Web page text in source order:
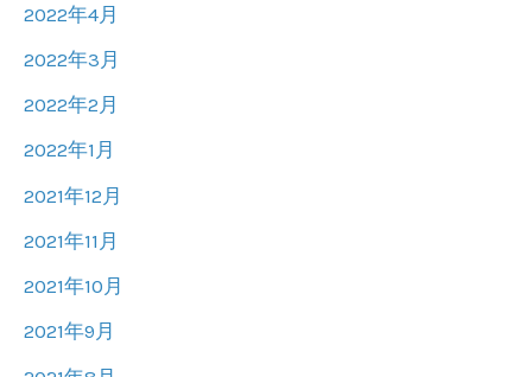
2022年4月
2022年3月
2022年2月
2022年1月
2021年12月
2021年11月
2021年10月
2021年9月